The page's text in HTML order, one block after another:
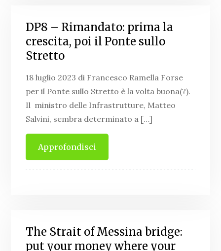
DP8 – Rimandato: prima la
crescita, poi il Ponte sullo
Stretto
18 luglio 2023 di Francesco Ramella Forse
per il Ponte sullo Stretto è la volta buona(?).
Il ministro delle Infrastrutture, Matteo
Salvini, sembra determinato a […]
Approfondisci
The Strait of Messina bridge:
put your money where your